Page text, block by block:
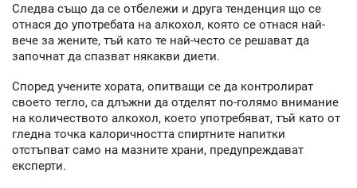
Следва също да се отбележи и друга тенденция що се
отнася до употребата на алкохол, която се отнася най-
вече за жените, тъй като те най-често се решават да
започнат да спазват някакви диети.
Според учените хората, опитващи се да контролират
своето тегло, са длъжни да отделят по-голямо внимание
на количеството алкохол, което употребяват, тъй като от
гледна точка калоричността спиртните напитки
отстъпват само на мазните храни, предупреждават
експерти.